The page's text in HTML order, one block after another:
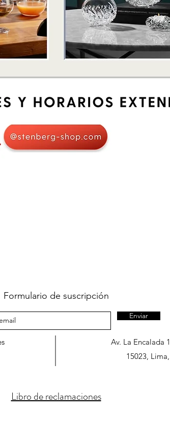
Formulario de suscripción
Enviar
Av. La Encalada
15023,
Libro de reclamaciones